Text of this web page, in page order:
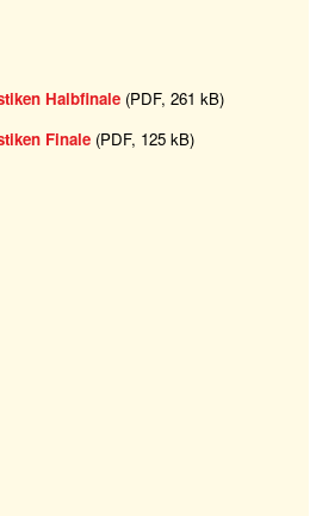
Halbfinale (PDF, 261 kB)
Finale (PDF, 125 kB)